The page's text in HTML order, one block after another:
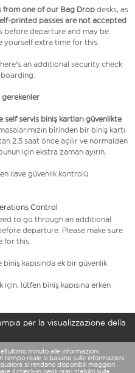
one of our Bag Drop desks, as
printed passes are not accepted
before departure and may be
yourself extra time for this.
an additional security check
gerekenler
self servis biniş kartları güvenlikte
birinden bir biniş kartı
2.5 saat önce açılır ve normalden
için ekstra zaman ayırın.
ilave güvenlik kontrolü
Control
to go through an additional
departure. Please make sure
for this.
biniş kapısında ek bir güvenlik
lütfen biniş kapısına erken
per la visualizzazione della
minuto alle informazioni
tempo reale si basano sulle informazioni
si rendano disponibili maggiori